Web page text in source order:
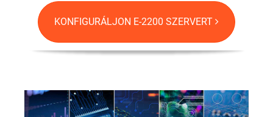
KONFIGURÁLJON E-2200 SZERVERT